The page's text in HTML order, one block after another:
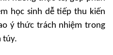
học sinh dễ tiếp thu kiến
ý thức trách nhiệm trong
túy.